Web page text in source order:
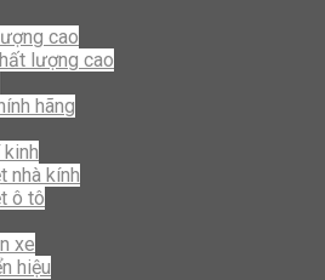
cao
lượng cao
hãng
nhà kính
ô tô
xe
hiệu